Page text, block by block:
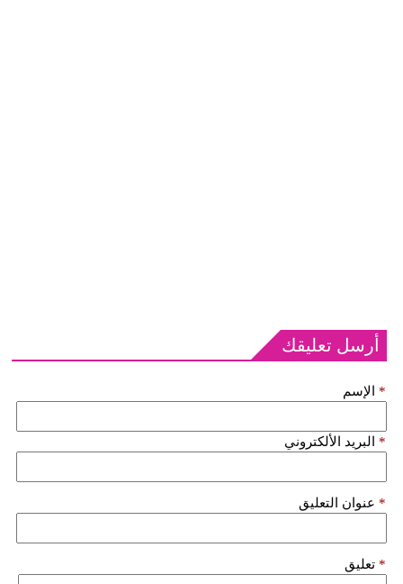
أرسل تعليقك
الإسم *
البريد الألكتروني *
عنوان التعليق *
تعليق *